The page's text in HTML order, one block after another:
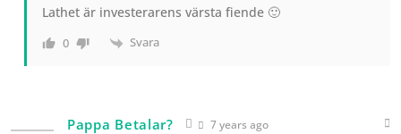
Lathet är investerarens värsta fiende 🙂
0 Svara
Pappa Betalar? 7 years ago